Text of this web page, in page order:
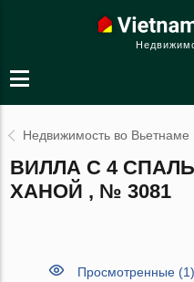
Недвижимость во Вьетнаме
ВИЛЛА С 4
ХАНОЙ , № 3081
Просмотренные (1)